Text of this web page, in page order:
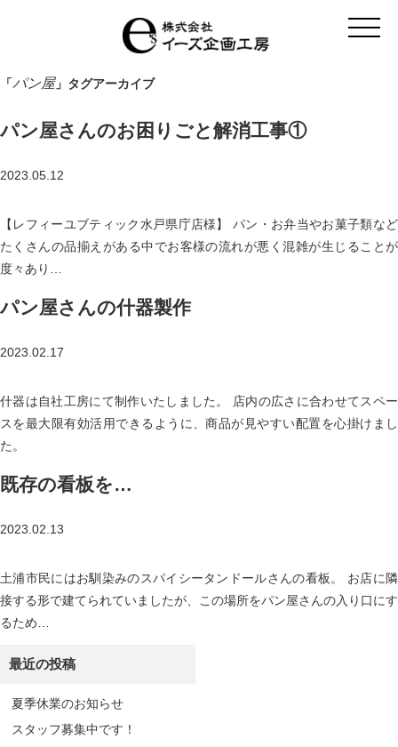
t
o
n
「パン屋」タグアーカイブ
パン屋さんのお困りごと解消工事①
2023.05.12
【レフィーユブティック水戸県庁店様】 パン・お弁当やお菓子類など
たくさんの品揃えがある中でお客様の流れが悪く混雑が生じることが
度々あり…
パン屋さんの什器製作
2023.02.17
什器は自社工房にて制作いたしました。 店内の広さに合わせてスペー
スを最大限有効活用できるように、商品が見やすい配置を心掛けまし
た。
既存の看板を…
2023.02.13
土浦市民にはお馴染みのスパイシータンドールさんの看板。 お店に隣
接する形で建てられていましたが、この場所をパン屋さんの入り口にす
るため…
最近の投稿
夏季休業のお知らせ
スタッフ募集中です！